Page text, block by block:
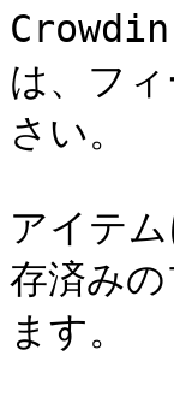
は、フ
さい。
アイテ
存済み
ます。